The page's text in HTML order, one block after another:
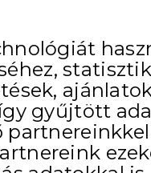
így gyűjtött